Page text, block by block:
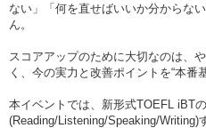
ない」「何を直せばいいか分からな
ん。
スコアアップのために大切なのは、
く、今の実力と改善ポイントを“本番
本イベントでは、新形式TOEFL iBT
(Reading/Listening/Speaking/Writing)